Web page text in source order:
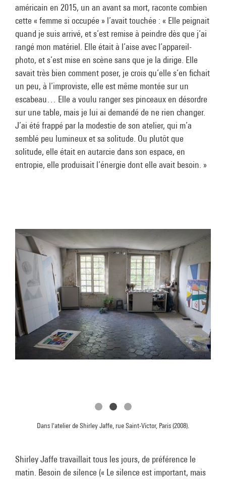
américain en 2015, un an avant sa mort, raconte combien
cette « femme si occupée » l’avait touchée : « Elle peignait
quand je suis arrivé, et s’est remise à peindre dès que j’ai
rangé mon matériel. Elle était à l’aise avec l’appareil-
photo, et s’est mise en scène sans que je la dirige. Elle
savait très bien comment poser, je crois qu’elle s’en fichait
un peu, à l’improviste, elle est même montée sur un
escabeau… Elle a voulu ranger ses pinceaux en désordre
sur une table, mais je lui ai demandé de ne rien changer.
J’ai été frappé par la modestie de son atelier, qui m’a
semblé peu lumineux et sa solitude. Ou plutôt que
solitude, elle était en autarcie dans son espace, en
entropie, elle produisait l’énergie dont elle avait besoin. »
Dans l'atelier de Shirley Jaffe, rue Saint-Victor, Paris (2008).
Shirley Jaffe travaillait tous les jours, de préférence le
matin. Besoin de silence (« Le silence est important, mais